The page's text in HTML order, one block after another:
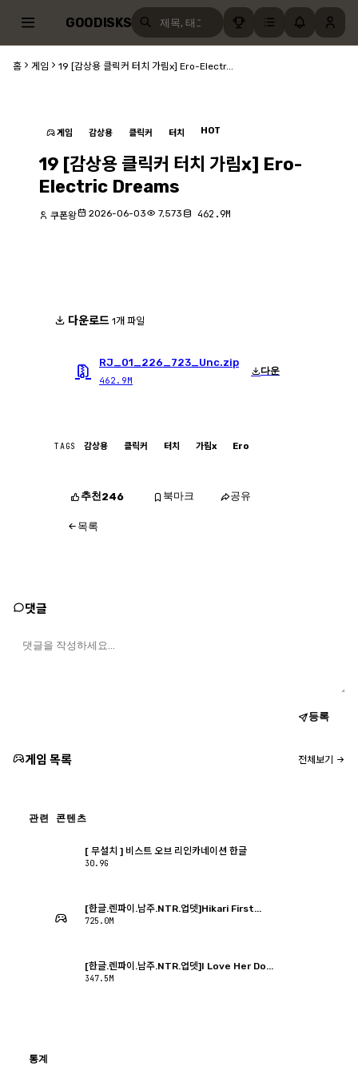
GOODISKS
홈 게임 19 [감상용 클릭커 터치 가림x] Ero-Electr...
게임 감상용 클릭커 터치 HOT
19 [감상용 클릭커 터치 가림x] Ero-
Electric Dreams
쿠폰왕 2026-06-03 7,573 462.9M
다운로드 1개 파일
RJ_01_226_723_Unc.zip
462.9M
다운
TAGS 감상용 클릭커 터치 가림x Ero
추천246 북마크 공유
목록
댓글
등록
게임 목록 전체보기
관련 콘텐츠
[ 무설치 ] 비스트 오브 리인카네이션 한글
30.9G
[한글.렌파이.남주.NTR.업뎃]Hikari First...
725.0M
[한글.렌파이.남주.NTR.업뎃]I Love Her Do...
347.5M
통계